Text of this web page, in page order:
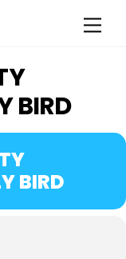
BIRD
BIRD